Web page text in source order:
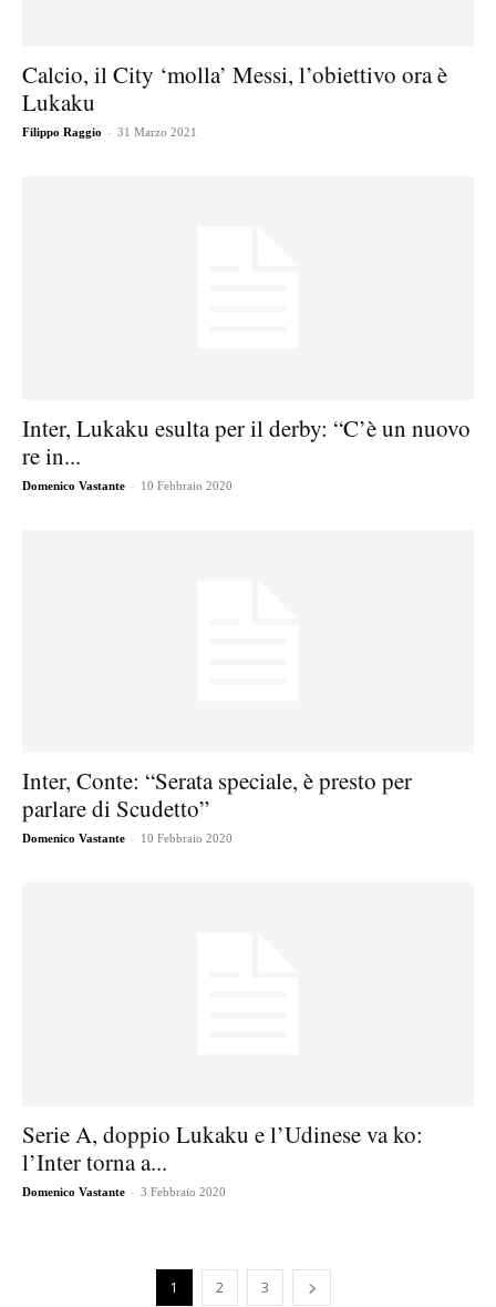
Calcio, il City ‘molla’ Messi, l’obiettivo ora è
Lukaku
Filippo Raggio - 31 Marzo 2021
Inter, Lukaku esulta per il derby: “C’è un nuovo
re in...
Domenico Vastante - 10 Febbraio 2020
Inter, Conte: “Serata speciale, è presto per
parlare di Scudetto”
Domenico Vastante - 10 Febbraio 2020
Serie A, doppio Lukaku e l’Udinese va ko:
l’Inter torna a...
Domenico Vastante - 3 Febbraio 2020
1 2 3